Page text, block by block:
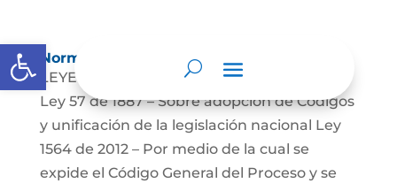
Abrir barra de herramientas
Normatividad
LEYES: Constitución Política de Colombia.
Ley 57 de 1887 – Sobre adopción de Códigos
y unificación de la legislación nacional Ley
1564 de 2012 – Por medio de la cual se
expide el Código General del Proceso y se